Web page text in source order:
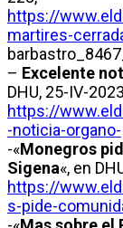
https://
martires-
– Excelente
DHU, 25-IV-
https://
-noticia-organo-
-«Monegros
Sigena«, en
https://
s-pide-